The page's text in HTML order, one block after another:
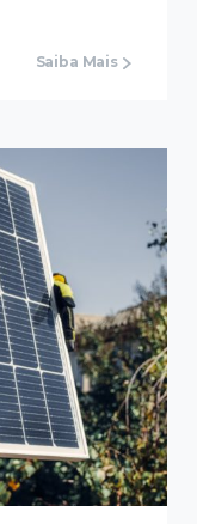
Saiba Mais